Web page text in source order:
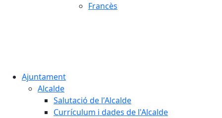
Francès
Ajuntament
Alcalde
Salutació de l'Alcalde
Currículum i dades de l'Alcalde